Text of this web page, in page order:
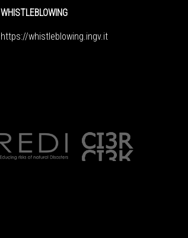
WHISTLEBLOWING
https://whistleblowing.ingv. it